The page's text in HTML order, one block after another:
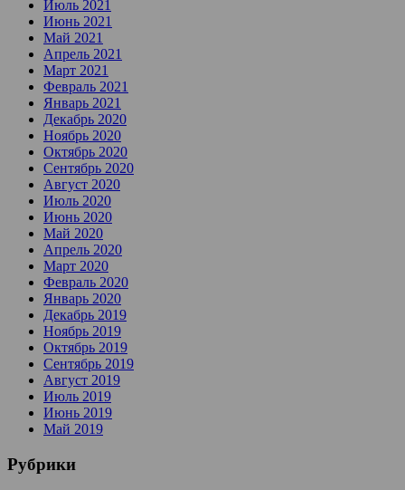
Июль 2021
Июнь 2021
Май 2021
Апрель 2021
Март 2021
Февраль 2021
Январь 2021
Декабрь 2020
Ноябрь 2020
Октябрь 2020
Сентябрь 2020
Август 2020
Июль 2020
Июнь 2020
Май 2020
Апрель 2020
Март 2020
Февраль 2020
Январь 2020
Декабрь 2019
Ноябрь 2019
Октябрь 2019
Сентябрь 2019
Август 2019
Июль 2019
Июнь 2019
Май 2019
Рубрики